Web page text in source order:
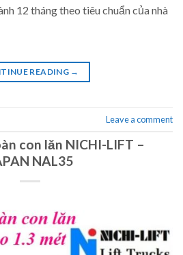
12 tháng theo tiêu chuẩn của nhà
READING →
Leave a comment
con lăn NICHI-LIFT –
NAL35